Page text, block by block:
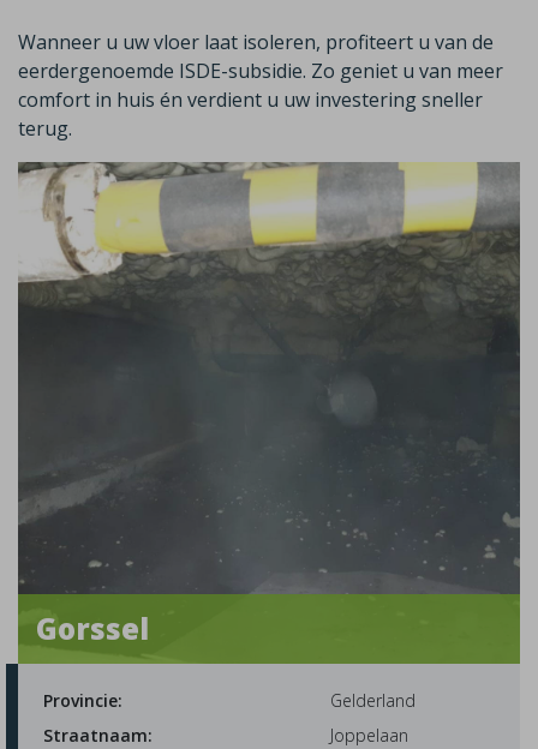
Wanneer u uw vloer laat isoleren, profiteert u van de
eerdergenoemde ISDE-subsidie. Zo geniet u van meer
comfort in huis én verdient u uw investering sneller
terug.
Gorssel
Provincie:
Gelderland
Straatnaam:
Joppelaan